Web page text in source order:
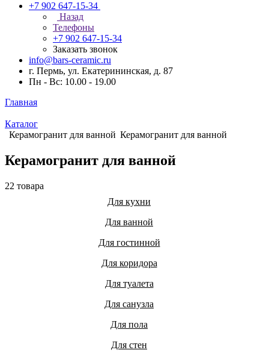
+7 902 647-15-34
Назад
Телефоны
+7 902 647-15-34
Заказать звонок
info@bars-ceramic.ru
г. Пермь, ул. Екатерининская, д. 87
Пн - Вс: 10.00 - 19.00
Главная
Каталог
Керамогранит для ванной Керамогранит для ванной
Керамогранит для ванной
22 товара
Для кухни
Для ванной
Для гостинной
Для коридора
Для туалета
Для санузла
Для пола
Для стен